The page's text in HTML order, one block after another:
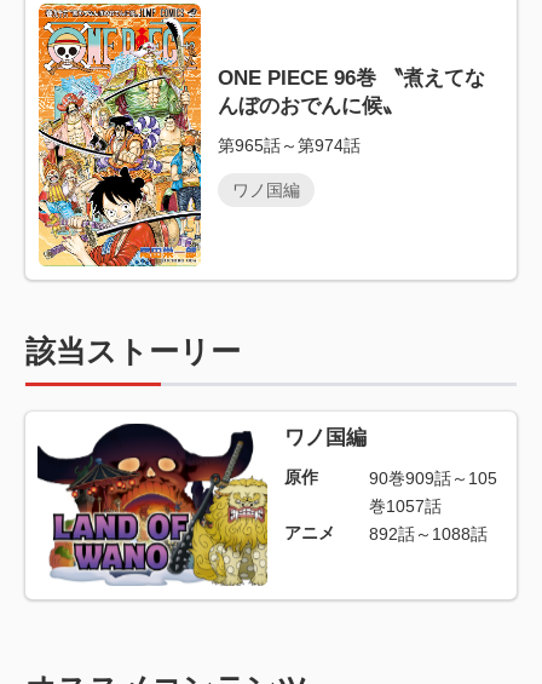
ONE PIECE 96巻 〝煮えてな
んぼのおでんに候〟
第965話～第974話
ワノ国編
該当ストーリー
ワノ国編
原作
90巻909話～105
巻1057話
アニメ
892話～1088話